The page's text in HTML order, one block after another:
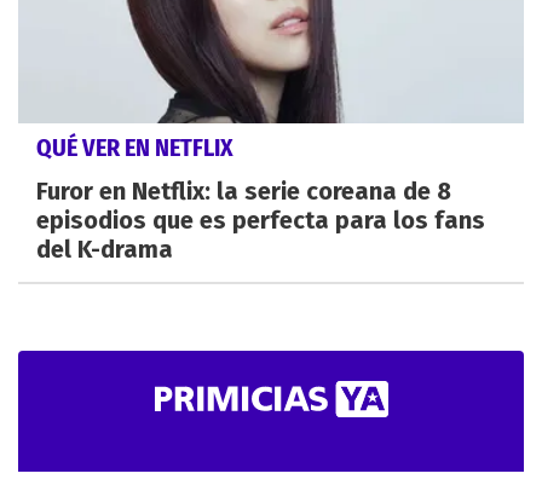
QUÉ VER EN NETFLIX
Furor en Netflix: la serie coreana de 8
episodios que es perfecta para los fans
del K-drama